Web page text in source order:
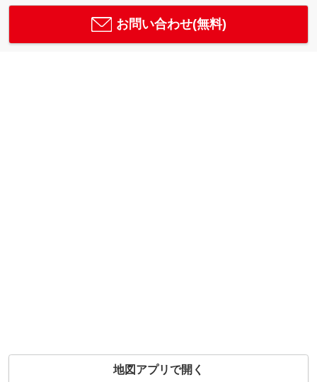
お問い合わせ(無料)
地図アプリで開く